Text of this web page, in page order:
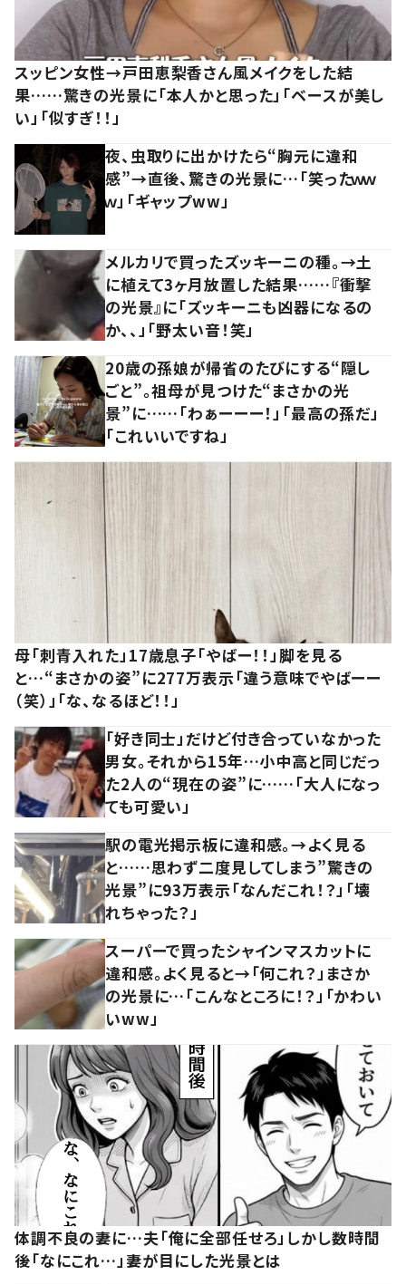
スッピン女性→戸田恵梨香さん風メイクをした結
果……驚きの光景に「本人かと思った」「ベースが美し
い」「似すぎ！！」
夜、虫取りに出かけたら“胸元に違和
感”→直後、驚きの光景に…「笑ったｗｗ
ｗ」「ギャップww」
メルカリで買ったズッキーニの種。→土
に植えて3ヶ月放置した結果……『衝撃
の光景』に「ズッキーニも凶器になるの
か、、」「野太い音！笑」
20歳の孫娘が帰省のたびにする“隠し
ごと”。祖母が見つけた“まさかの光
景”に……「わぁーーー！」「最高の孫だ」
「これいいですね」
母「刺青入れた」17歳息子「やばー！！」脚を見る
と…“まさかの姿”に277万表示「違う意味でやばーー
（笑）」「な、なるほど！！」
「好き同士」だけど付き合っていなかった
男女。それから15年…小中高と同じだっ
た2人の“現在の姿”に……「大人になっ
ても可愛い」
駅の電光掲示板に違和感。→よく見る
と……思わず二度見してしまう”驚きの
光景”に93万表示「なんだこれ！？」「壊
れちゃった？」
スーパーで買ったシャインマスカットに
違和感。よく見ると→「何これ？」まさか
の光景に…「こんなところに！？」「かわい
いww」
体調不良の妻に…夫「俺に全部任せろ」しかし数時間
後「なにこれ…」妻が目にした光景とは